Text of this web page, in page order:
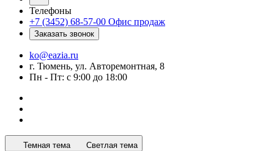
Телефоны
+7 (3452) 68-57-00 Офис продаж
Заказать звонок
ko@eazia.ru
г. Тюмень, ул. Авторемонтная, 8
Пн - Пт: с 9:00 до 18:00
Темная тема Светлая тема